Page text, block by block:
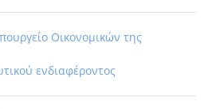
Οικονομικών της
ενδιαφέροντος